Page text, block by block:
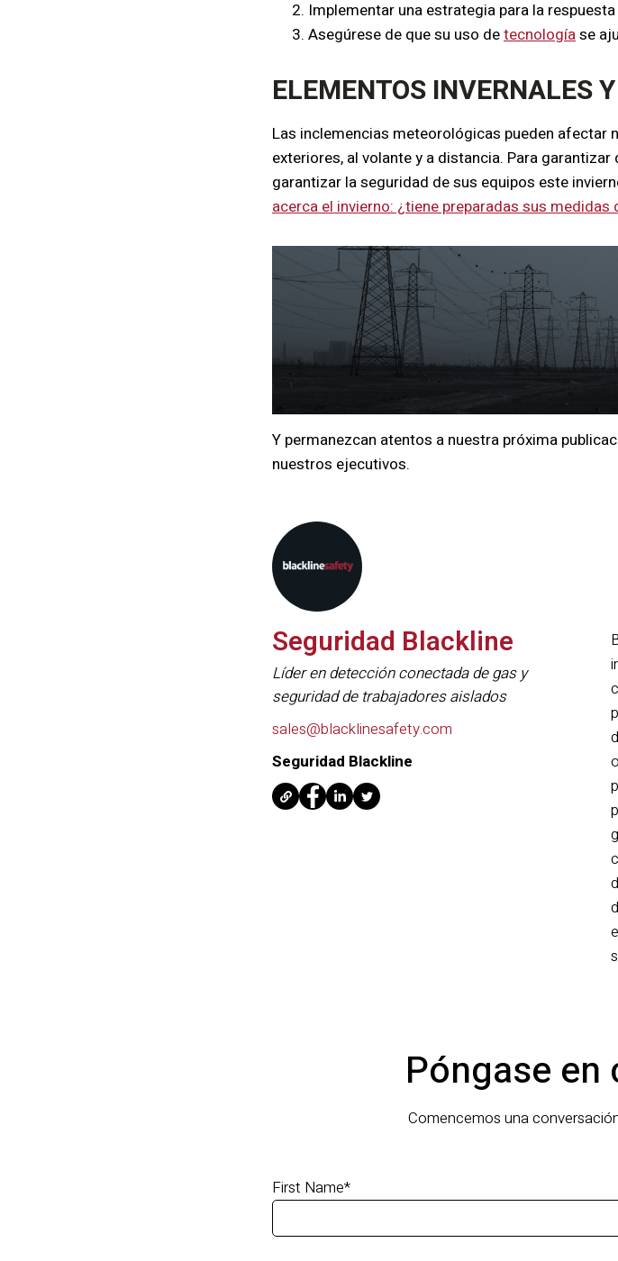
Implementar una estrategia para la
Asegúrese de que su uso detecnologíase
ELEMENTOS INVERNALES
Las inclemencias meteorológicas pueden afectar
exteriores, al volante y a distancia. Para
garantizar la seguridad de sus equipos este
acerca el invierno: ¿tiene preparadas sus medidas
Y permanezcan atentos a nuestra próxima
nuestros ejecutivos.
Seguridad Blackline
Líder en detección conectada de gas y
seguridad de trabajadores aislados
sales@blacklinesafety.com
Seguridad Blackline
Póngase
Comencemos una
First Name*